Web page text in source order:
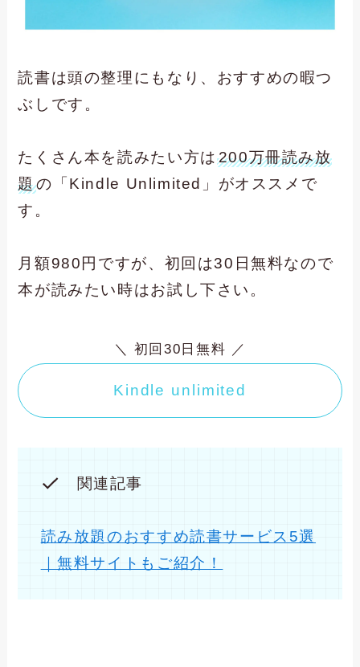
読書は頭の整理にもなり、おすすめの暇つ
ぶしです。
たくさん本を読みたい方は 200万冊読み放
題の「Kindle Unlimited」がオススメで
す。
月額980円ですが、初回は30日無料なので
本が読みたい時はお試し下さい。
＼ 初回30日無料 ／
Kindle unlimited
関連記事
読み放題のおすすめ読書サービス5選
｜無料サイトもご紹介！